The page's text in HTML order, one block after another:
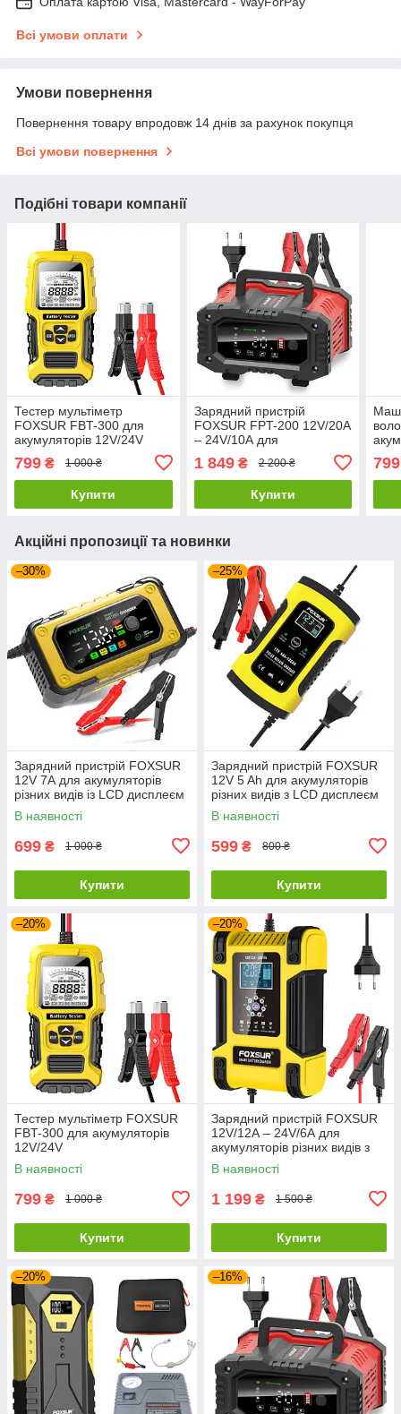
Всі умови оплати
Умови повернення
Повернення товару впродовж 14 днів за рахунок покупця
Всі умови повернення
Подібні товари компанії
Тестер мультіметр
FOXSUR FBT-300 для
акумуляторів 12V/24V
799 ₴ 1 000 ₴
Купити
Зарядний пристрій
FOXSUR FPT-200 12V/20А
– 24V/10А для
акумуляторів різних видів
із LCD дисплеєм
1 849₴ 2 200 ₴
Купити
799
Акційні пропозиції та новинки
–30%
Зарядний пристрій FOXSUR
12V 7А для акумуляторів
різних видів із LCD дисплеєм
В наявності
699 ₴ 1 000 ₴
Купити
–25%
Зарядний пристрій FOXSUR
12V 5 Ah для акумуляторів
різних видів з LCD дисплеєм
В наявності
599 ₴ 800 ₴
Купити
–20%
Тестер мультіметр FOXSUR
FBT-300 для акумуляторів
12V/24V
В наявності
799 ₴ 1 000 ₴
Купити
–20%
Зарядний пристрій FOXSUR
12V/12А – 24V/6А для
акумуляторів різних видів з
LCD дисплеєм
В наявності
1 199 ₴ 1 500 ₴
Купити
–20% –16%